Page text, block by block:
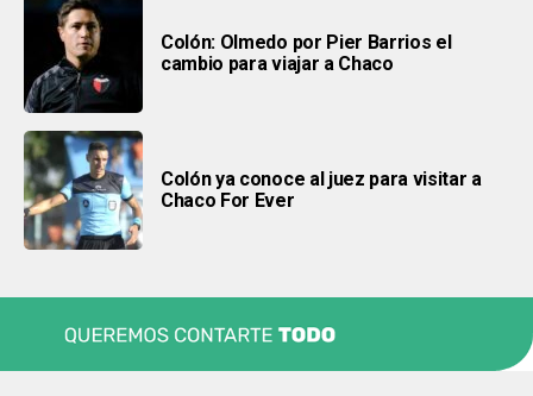
Colón: Olmedo por Pier Barrios el
cambio para viajar a Chaco
Colón ya conoce al juez para visitar a
Chaco For Ever